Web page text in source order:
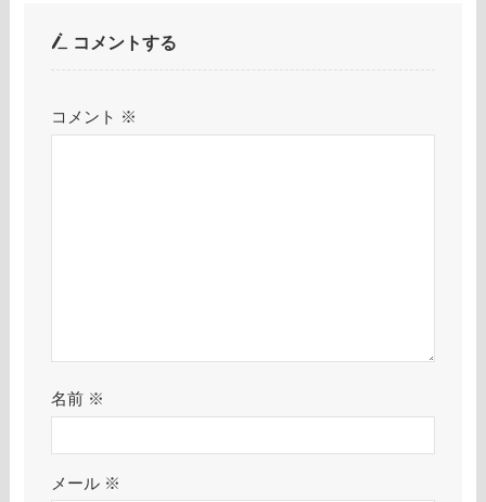
コメントする
コメント ※
名前 ※
メール ※